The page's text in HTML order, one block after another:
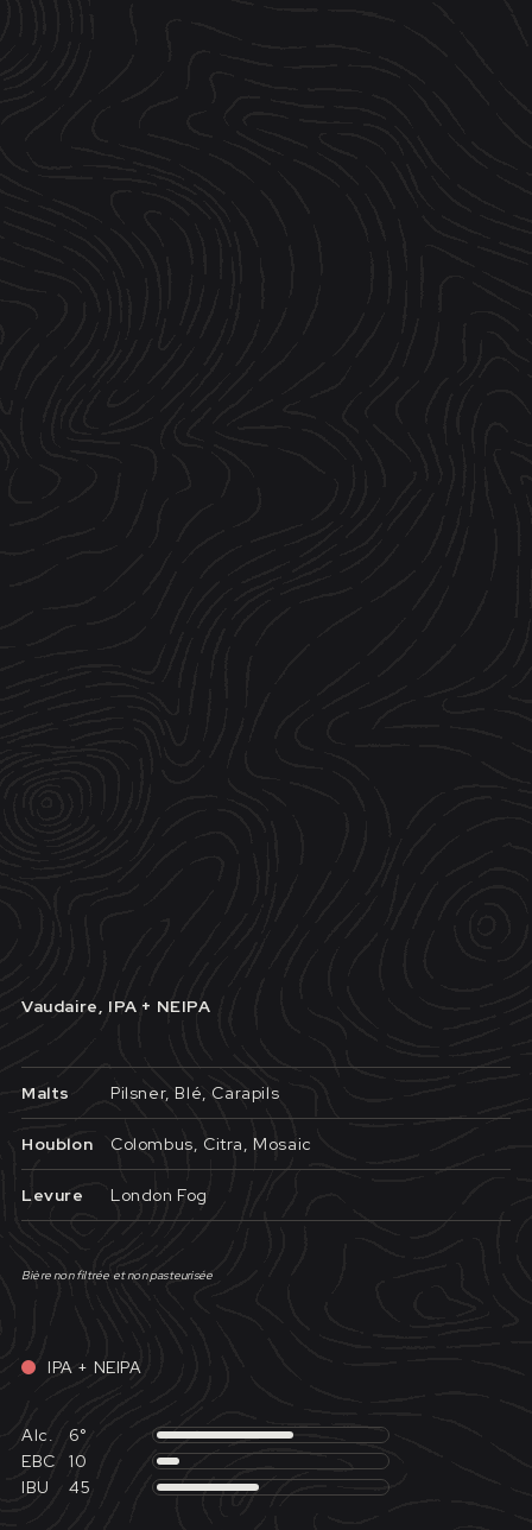
Vaudaire, IPA + NEIPA
Malts Pilsner, Blé, Carapils
Houblon Colombus, Citra, Mosaic
Levure London Fog
Bière non filtrée et non pasteurisée
IPA + NEIPA
Alc.
6°
EBC
10
IBU
45